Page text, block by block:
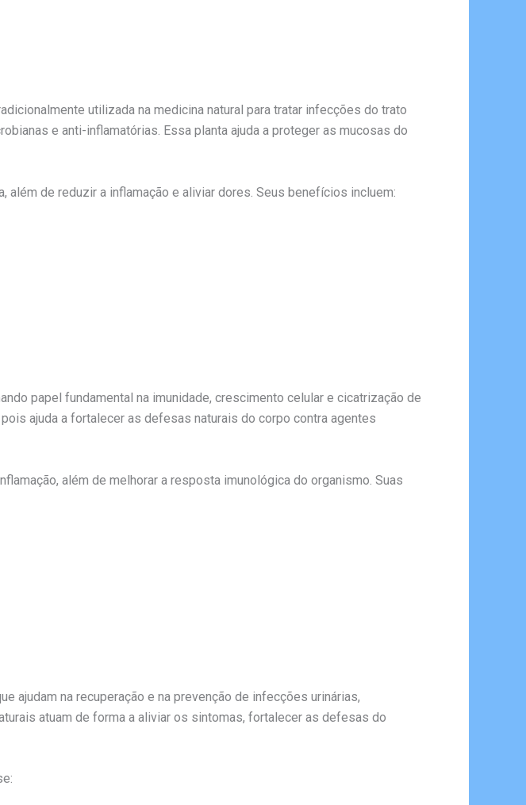
utilizada na medicina natural para tratar infecções do trato
e anti-inflamatórias. Essa planta ajuda a proteger as mucosas do
de reduzir a inflamação e aliviar dores. Seus benefícios incluem:
papel fundamental na imunidade, crescimento celular e cicatrização de
ajuda a fortalecer as defesas naturais do corpo contra agentes
além de melhorar a resposta imunológica do organismo. Suas
ajudam na recuperação e na prevenção de infecções urinárias,
atuam de forma a aliviar os sintomas, fortalecer as defesas do